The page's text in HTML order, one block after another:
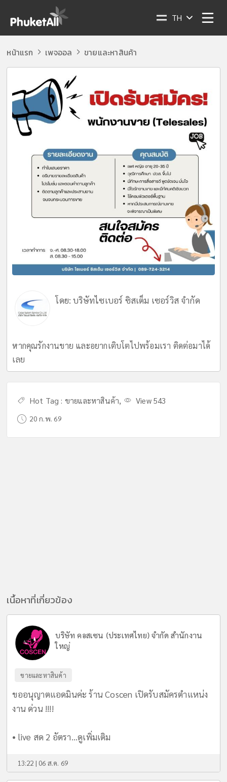
TH
หน้าแรก เพจออล ขายและหาสินค้า
โดย:บริษัทไซเบอร์ ซิสเต็ม เซอร์วิส จำกัด
หากคุณรักงานขาย และอยากเติบโตไปพร้อมเรา ติดต่อมาได้
เลย
Hot Tag : ขายและหาสินค้า, View 543
20 ก.พ. 69
เนื้อหาที่เกี่ยวข้อง
บริษัท คอสเซน (ประเทศไทย) จำกัด สำนักงาน
ใหญ่
ขายและหาสินค้า
ขออนุญาตแอดมินค่ะ ร้าน Coscen เปิดรับสมัครตำแหน่ง
งาน ด่วน !!!!
• live สด 2 อัตรา...ดูเพิ่มเติม
13:22 | 06 ส.ค. 69